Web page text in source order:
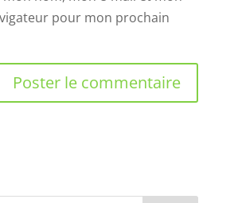
pour mon prochain